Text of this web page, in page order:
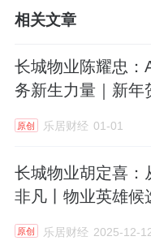
桌椅被重新油漆利
图书角，社区艺
装饰。
几个月后，小区里
独特的“一楼一特
微处见情：从“生
相关文章
长城物业陈耀忠：
务新生力量｜新年
原创 乐居财经 01-01
长城物业胡定喜：
非凡丨物业英雄候
原创 乐居财经 2025-12-